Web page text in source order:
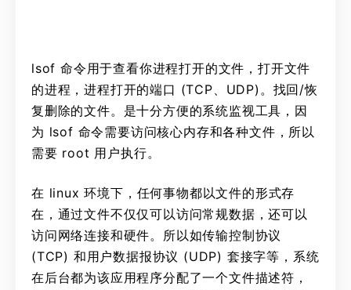
lsof 命令用于查看你进程打开的文件，打开文件
的进程，进程打开的端口 (TCP、UDP)。找回/恢
复删除的文件。是十分方便的系统监视工具，因
为 lsof 命令需要访问核心内存和各种文件，所以
需要 root 用户执行。
在 linux 环境下，任何事物都以文件的形式存
在，通过文件不仅仅可以访问常规数据，还可以
访问网络连接和硬件。所以如传输控制协议
(TCP) 和用户数据报协议 (UDP) 套接字等，系统
在后台都为该应用程序分配了一个文件描述符，